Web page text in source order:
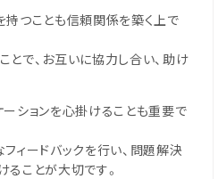
持つことも信頼関係を築く上で
で、お互いに協力し合い、助け
ションを心掛けることも重要で
ィードバックを行い、問題解決
ことが大切です。